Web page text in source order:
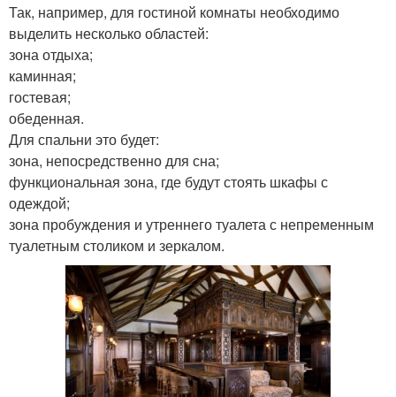
Так, например, для гостиной комнаты необходимо
выделить несколько областей:
зона отдыха;
каминная;
гостевая;
обеденная.
Для спальни это будет:
зона, непосредственно для сна;
функциональная зона, где будут стоять шкафы с
одеждой;
зона пробуждения и утреннего туалета с непременным
туалетным столиком и зеркалом.